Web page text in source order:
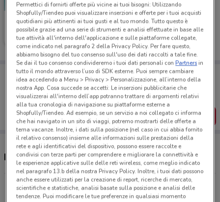
Medi-Market
Scade il 31/08 400 m
Porta DoveConviene sempre con te!
Puoi trovare le migliori offerte dei negozi vicino a te,
salvarle e creare la tua lista del risparmio, comodamente
dal tuo cellulare.
SCARICA L’APP
Negozi Medi-Market a Genova
Via XX Settembre, 255r Genova
400 m
CHIUSO
Permettici di fornirti offerte più vicine ai tuoi bisogni: Utilizzando
Shopfully/Tiendeo puoi visualizzare inserzioni e offerte per i tuoi acquisti
quotidiani più attinenti ai tuoi gusti e al tuo mondo. Tutto questo è
possibile grazie ad una serie di strumenti e analisi effettuate in base alle
tue attività all'interno dell'applicazione e sulle piattaforme collegate,
come indicato nel paragrafo 2 della Privacy Policy. Per fare questo,
abbiamo bisogno del tuo consenso sull'uso dei dati raccolti a tale fine.
Se dai il tuo consenso condivideremo i tuoi dati personali conPartnersin
tutto il mondo attraverso l’uso di SDK esterne. Puoi sempre cambiare
idea accedendo a Menu > Privacy > Personalizzazione, all’interno della
nostra App. Cosa succede se accetti: Le inserzioni pubblicitarie che
visualizzerai all'interno dell’app potranno trattare di argomenti relativi
alla tua cronologia di navigazione su piattaforme esterne a
Shopfully/Tiendeo. Ad esempio, se un servizio a noi collegato ci informa
che hai navigato in un sito di viaggi, potremo mostrarti delle offerte a
tema vacanze. Inoltre, i dati sulla posizione (nel caso in cui abbia fornito
il relativo consenso) insieme alle informazioni sulle prestazioni della
rete e agli identificativi del dispositivo, possono essere raccolte e
condivisi con terze parti per comprendere e migliorare la connettività e
le esperienze applicative sulle delle reti wireless, come meglio indicato
nel paragrafo 13.b della nostra Privacy Policy. Inoltre, i tuoi dati possono
anche essere utilizzati per la creazione di report, ricerche di mercato,
scientifiche e statistiche, analisi basate sulla posizione e analisi delle
tendenze. Puoi modificare le tue preferenze in qualsiasi momento